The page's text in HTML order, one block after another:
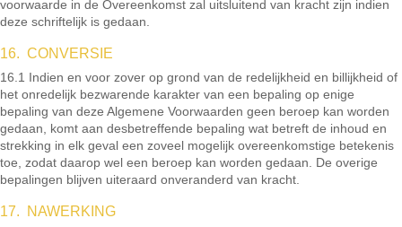
voorwaarde in de Overeenkomst zal uitsluitend van kracht zijn indien
deze schriftelijk is gedaan.
16. CONVERSIE
16.1 Indien en voor zover op grond van de redelijkheid en billijkheid of
het onredelijk bezwarende karakter van een bepaling op enige
bepaling van deze Algemene Voorwaarden geen beroep kan worden
gedaan, komt aan desbetreffende bepaling wat betreft de inhoud en
strekking in elk geval een zoveel mogelijk overeenkomstige betekenis
toe, zodat daarop wel een beroep kan worden gedaan. De overige
bepalingen blijven uiteraard onveranderd van kracht.
17. NAWERKING